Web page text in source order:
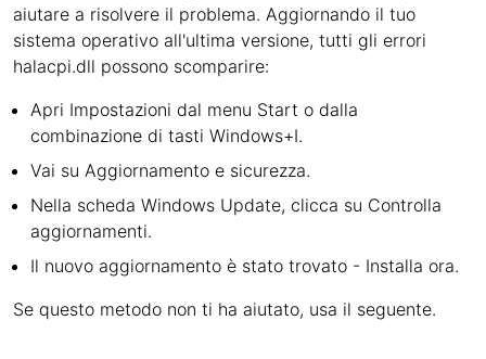
aiutare a risolvere il problema. Aggiornando il tuo
sistema operativo all'ultima versione, tutti gli errori
halacpi.dll possono scomparire:
Apri Impostazioni dal menu Start o dalla
combinazione di tasti Windows+I.
Vai su Aggiornamento e sicurezza.
Nella scheda Windows Update, clicca su Controlla
aggiornamenti.
Il nuovo aggiornamento è stato trovato - Installa ora.
Se questo metodo non ti ha aiutato, usa il seguente.